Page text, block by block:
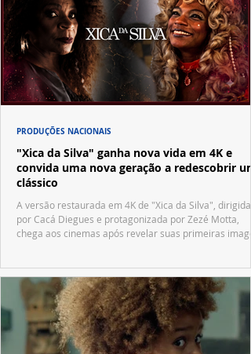
"Xica da Silva" ganha nova vida em 4K e
convida uma nova geração a redescobrir um
clássico
A versão restaurada em 4K de "Xica da Silva", dirigida
por Cacá Diegues e protagonizada por Zezé Motta,
chega aos cinemas após revelar suas primeiras
PRODUÇÕES NACIONAIS